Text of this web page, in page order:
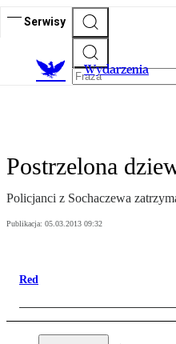
Serwisy
Wydarzenia
Postrzelona
Policjanci z Sochaczewa
Publikacja: 05.03.2013 09:32
Red